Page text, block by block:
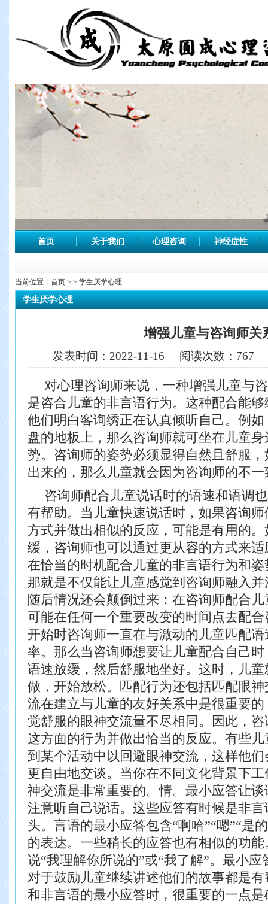
首页 关于我们 心理咨询 神经症性
当前位置： 首页 > > 学生厌学心理
学生厌学心理
增强儿童与咨询师关
发表时间： 2022-11-16 阅读次数： 767
对心理咨询师来说，一种增强儿童与
是咨合儿童的非言语行为。这种配合能
他们明白客询绣正在认真倾听自己。例
盘的地板上，那么咨询师就可坐在儿童
势。咨询师的姿势必须显得自然且舒服，
出来的，那么儿童就会因为咨询师的不
咨询师配合儿童说话时的语速和语调
有帮助。当 儿童快速说话时，如果咨询
方式并做出相似的反应， 可能是有用的
缓，咨询师也可以通过更从容的方式来适
在恰当的时机配合儿童的非言语行为和
那就是不仅能让儿童感觉到咨询师融入
随后情况还会颠倒过来：在咨询师配合
可能在任何一个重要改变的时间点去配
开始时咨询师一直在与激动的儿童匹配语
率。那么当咨询师想要让儿童配合自己
语速放缓，然后舒服地坐好。这时，儿
做，开始放松。
匹配行为还包括匹配眼
流在建立与儿童的友好关系中是很重要
觉舒服的眼神交流量不尽相同。因此，咨
这方面的行为并做出恰当的反应。有些
到某个活动中以回避眼神交流，这样他
更自由地交谈。当你在不同文化背景下
神交流是非常重要的。情。最小应答让
注意听自己说话。这些应答有时候是非言
头。言语的最小应答包含“啊哈”“嗯”“是
的表达。 一些稍长的应答也有相似的功
说“我理解你所说的”或“我了解”。 最小应
对于鼓励儿童继续讲述他们的故事都是有
和非言语的最小应答时，很重要的一点